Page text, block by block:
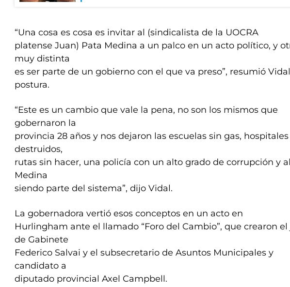
“Una cosa es cosa es invitar al (sindicalista de la UOCRA
platense Juan) Pata Medina a un palco en un acto político, y
muy distinta
es ser parte de un gobierno con el que va preso”, resumió
postura.
“Este es un cambio que vale la pena, no son los mismos que
gobernaron la
provincia 28 años y nos dejaron las escuelas sin gas, hospitales
destruidos,
rutas sin hacer, una policía con un alto grado de corrupción y
Medina
siendo parte del sistema”, dijo Vidal.
La gobernadora vertió esos conceptos en un acto en
Hurlingham ante el llamado “Foro del Cambio”, que crearon el
de Gabinete
Federico Salvai y el subsecretario de Asuntos Municipales y
candidato a
diputado provincial Axel Campbell.